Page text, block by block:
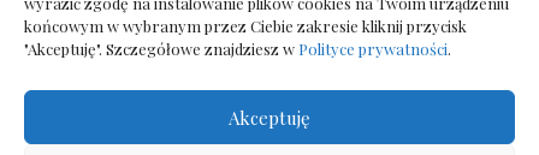
końcowym w wybranym przez Ciebie zakresie kliknij przycisk
"Akceptuję". Szczegółowe znajdziesz w Polityce prywatności.
Akceptuję